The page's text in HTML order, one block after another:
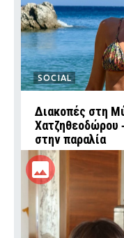
SOCIAL
Διακοπές στη
Χατζηθεοδώρου
στην παραλία